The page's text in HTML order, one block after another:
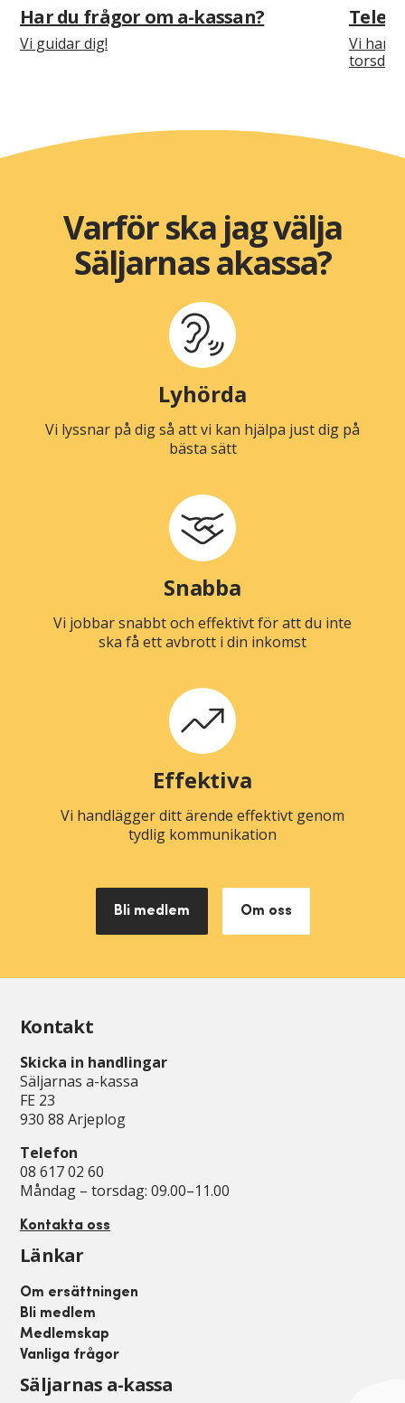
Har du frågor om a-kassan?
Vi guidar dig!
Vi har
torsdag
Varför ska jag välja
Säljarnas akassa?
Lyhörda
Vi lyssnar på dig så att vi kan hjälpa just dig på
bästa sätt
Snabba
Vi jobbar snabbt och effektivt för att du inte
ska få ett avbrott i din inkomst
Effektiva
Vi handlägger ditt ärende effektivt genom
tydlig kommunikation
Bli medlem Om oss
Kontakt
Skicka in handlingar
Säljarnas a-kassa
FE 23
930 88 Arjeplog
Telefon
08 617 02 60
Måndag – torsdag: 09.00–11.00
Kontakta oss
Länkar
Om ersättningen
Bli medlem
Medlemskap
Vanliga frågor
Säljarnas a-kassa